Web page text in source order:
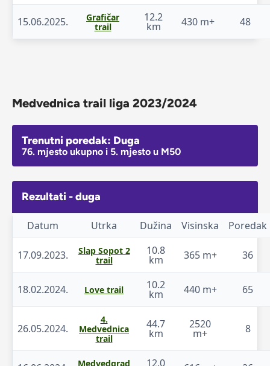
15.06.2025.
Grafičar
trail
12.2
km 430 m+ 48
Medvednica trail liga 2023/2024
Trenutni poredak: Duga
76. mjesto ukupno i 5. mjesto u M50
Rezultati - duga
Datum Utrka Dužina Visinska Poredak
17.09.2023.
Slap Sopot 2
trail
10.8
km 365 m+ 36
18.02.2024. Love trail 10.2
km 440 m+ 65
26.05.2024.
4.
Medvednica
trail
44.7
km
2520
m+ 8
Medvedgrad 12.0